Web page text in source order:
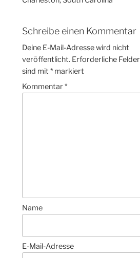
Schreibe einen Kommentar
Deine E-Mail-Adresse wird nicht
veröffentlicht. Erforderliche Felder
sind mit* markiert
Kommentar*
Name
E-Mail-Adresse